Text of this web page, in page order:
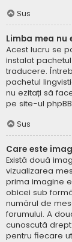
Sus
Limba mea nu
Acest lucru se
instalat
traducere.
pachetul
nu ezitați să
pe site-ul phpBB
Sus
Care este
Există două
vizualizarea
prima imagine
obicei sub
numărul de
forumului. A
cunoscută
pentru fiecare